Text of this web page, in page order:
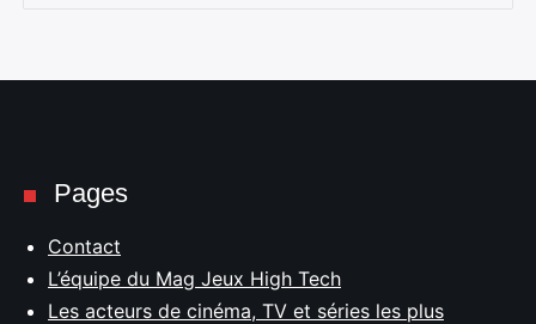
Pages
Contact
L’équipe du Mag Jeux High Tech
Les acteurs de cinéma, TV et séries les plus